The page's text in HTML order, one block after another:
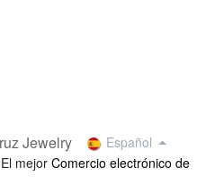
Jewelry
Español
mejor Comercio electrónico de